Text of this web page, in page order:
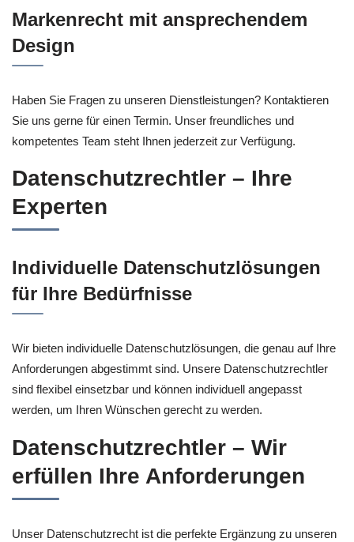
Markenrecht mit ansprechendem
Design
Haben Sie Fragen zu unseren Dienstleistungen? Kontaktieren
Sie uns gerne für einen Termin. Unser freundliches und
kompetentes Team steht Ihnen jederzeit zur Verfügung.
Datenschutzrechtler – Ihre
Experten
Individuelle Datenschutzlösungen
für Ihre Bedürfnisse
Wir bieten individuelle Datenschutzlösungen, die genau auf Ihre
Anforderungen abgestimmt sind. Unsere Datenschutzrechtler
sind flexibel einsetzbar und können individuell angepasst
werden, um Ihren Wünschen gerecht zu werden.
Datenschutzrechtler – Wir
erfüllen Ihre Anforderungen
Unser Datenschutzrecht ist die perfekte Ergänzung zu unseren